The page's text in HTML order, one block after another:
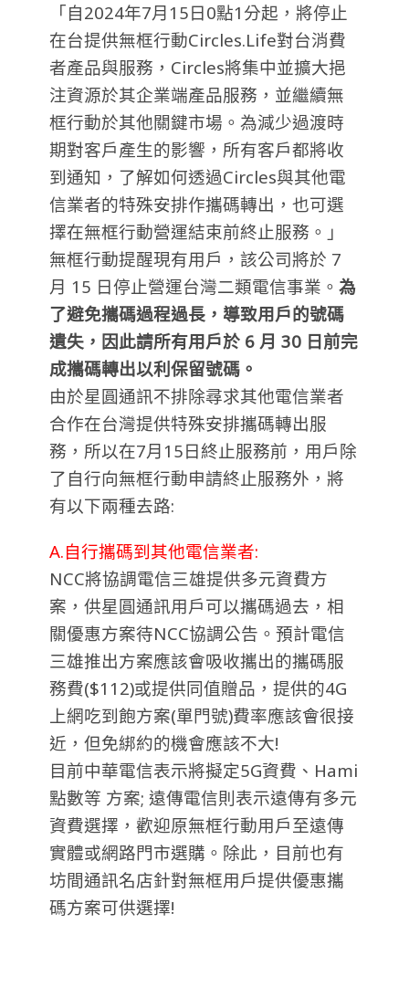
「自2024年7月15日0點1分起，將停止
在台提供無框行動Circles.Life對台消費
者產品與服務，Circles將集中並擴大挹
注資源於其企業端產品服務，並繼續無
框行動於其他關鍵市場。為減少過渡時
期對客戶產生的影響，所有客戶都將收
到通知，了解如何透過Circles與其他電
信業者的特殊安排作攜碼轉出，也可選
擇在無框行動營運結束前終止服務。」
無框行動提醒現有用戶，該公司將於 7
月 15 日停止營運台灣二類電信事業。 為
了避免攜碼過程過長，導致用戶的號碼
遺失，因此請所有用戶於 6 月 30 日前完
成攜碼轉出以利保留號碼。
由於星圓通訊不排除尋求其他電信業者
合作在台灣提供特殊安排攜碼轉出服
務，所以在7月15日終止服務前，用戶除
了自行向無框行動申請終止服務外，將
有以下兩種去路:
A.自行攜碼到其他電信業者:
NCC將協調電信三雄提供多元資費方
案，供星圓通訊用戶可以攜碼過去，相
關優惠方案待NCC協調公告。預計電信
三雄推出方案應該會吸收攜出的攜碼服
務費($112)或提供同值贈品，提供的4G
上網吃到飽方案(單門號)費率應該會很接
近，但免綁約的機會應該不大!
目前中華電信表示將擬定5G資費、Hami
點數等 方案; 遠傳電信則表示遠傳有多元
資費選擇，歡迎原無框行動用戶至遠傳
實體或網路門市選購。除此，目前也有
坊間通訊名店針對無框用戶提供優惠攜
碼方案可供選擇!